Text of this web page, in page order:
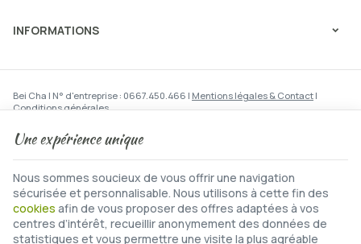
INFORMATIONS
Bei Cha | N° d'entreprise : 0667.450.466 | Mentions légales & Contact |
Conditions générales
Traitement de vos données par Google
© Copyright 2023-2026 -E-net Business
Une expérience unique
Nous sommes soucieux de vous offrir une navigation
sécurisée et personnalisable. Nous utilisons à cette fin des
cookies afin de vous proposer des offres adaptées à vos
centres d’intérêt, recueillir anonymement des données de
statistiques et vous permettre une visite la plus agréable